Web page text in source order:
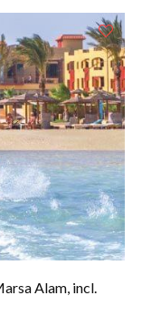
Alam, incl.